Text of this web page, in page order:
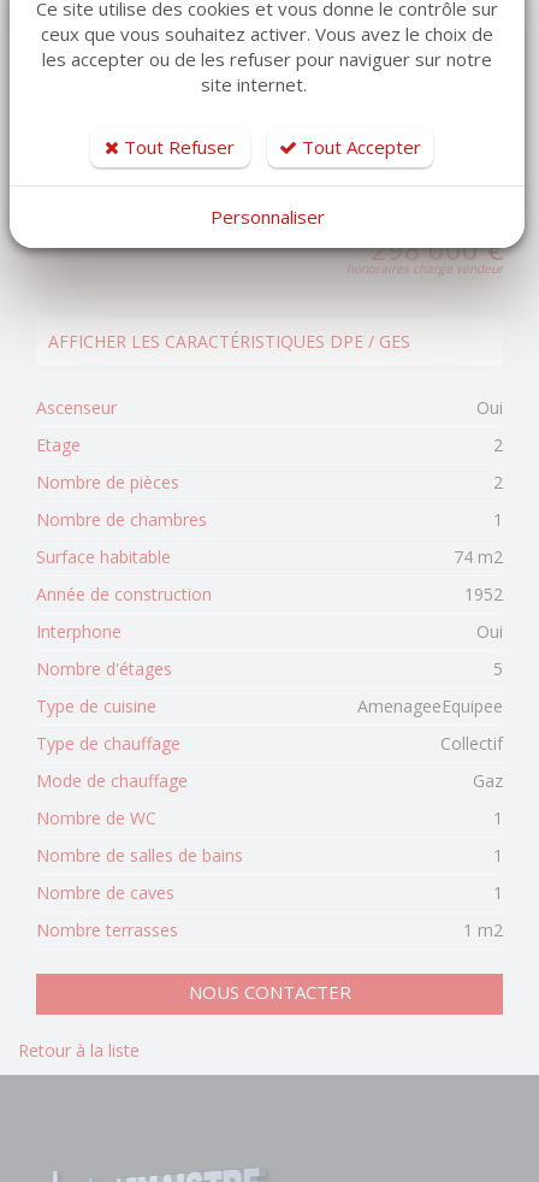
Estimation gratuite de votre bien
Bien soumis au statut de la copropriété
Les informations sur les risques auxquels ce bien est
exposé sont disponibles sur le site Géorisques
https://www.georisques.gouv.fr
298 000 €
honoraires charge vendeur
AFFICHER LES CARACTÉRISTIQUES DPE / GES
Ascenseur
Oui
Etage
2
Nombre de pièces
2
Nombre de chambres
1
Surface habitable
74 m2
Année de construction
1952
Interphone
Oui
Nombre d'étages
5
Type de cuisine
AmenageeEquipee
Type de chauffage
Collectif
Mode de chauffage
Gaz
Nombre de WC
1
Nombre de salles de bains
1
Nombre de caves
1
Nombre terrasses
1 m2
NOUS CONTACTER
Retour à la liste
Ce site utilise des cookies et vous donne le contrôle sur
ceux que vous souhaitez activer. Vous avez le choix de
les accepter ou de les refuser pour naviguer sur notre
site internet.
Tout Refuser Tout Accepter
Personnaliser